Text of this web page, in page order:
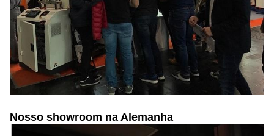
Nosso showroom na Alemanha